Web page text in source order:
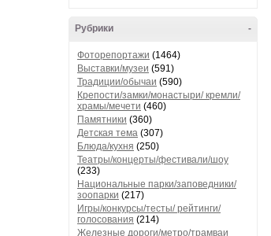
-
Рубрики
Фоторепортажи (1464)
Выставки/музеи (591)
Традиции/обычаи (590)
Крепости/замки/монастыри/ кремли/
храмы/мечети (460)
Памятники (360)
Детская тема (307)
Блюда/кухня (250)
Театры/концерты/фестивали/шоу
(233)
Национальные парки/заповедники/
зоопарки (217)
Игры/конкурсы/тесты/ рейтинги/
голосования (214)
Железные дороги/метро/трамваи